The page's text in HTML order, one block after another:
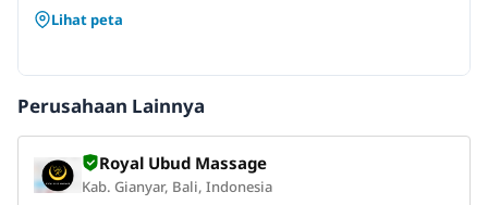
Lihat peta
Perusahaan Lainnya
Royal Ubud Massage
Kab. Gianyar, Bali, Indonesia